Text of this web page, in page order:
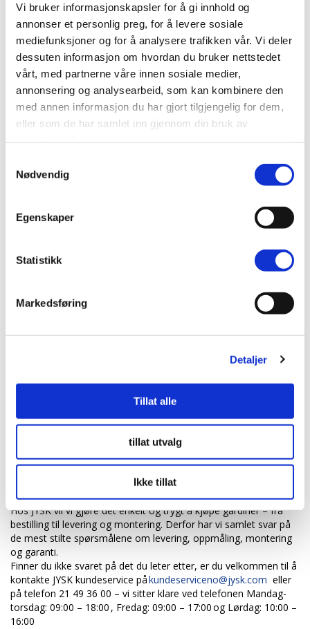
Vi bruker informasjonskapsler for å gi innhold og
annonser et personlig preg, for å levere sosiale
mediefunksjoner og for å analysere trafikken vår. Vi deler
dessuten informasjon om hvordan du bruker nettstedet
vårt, med partnerne våre innen sosiale medier,
annonsering og analysearbeid, som kan kombinere den
med annen informasjon du har gjort tilgjengelig for dem,
eller som de har samlet inn gjennom din bruk av
Nødvendig
Egenskaper
Statistikk
Markedsføring
Detaljer
Tillat alle
tillat utvalg
Ikke tillat
recycled m/stålkjede
Charcoal
Sendes innen 5
virkedager i
fra 1723 kr.
Dawn - Lys sand
Spesialvarer i
fra 3622 kr.
Alupersienne 25mm
fra 1779 kr.
Plisségardin easylift
Lys grå – Enkeltlag
i
fra 2311 kr.
Har du spørsmål? Vi er her for å
Hos JYSK vil vi gjøre det enkelt og trygt å kjøpe gardiner – fra
bestilling til levering og montering. Derfor har vi samlet svar på
de mest stilte spørsmålene om levering, oppmåling, montering
og garanti.
Finner du ikke svaret på det du leter etter, er du velkommen til å
kontakte JYSK kundeservice påkundeserviceno@jysk.com eller
på telefon 21 49 36 00 – vi sitter klare ved telefonen Mandag-
torsdag: 09:00 – 18:00 , Fredag: 09:00 – 17:00 og Lørdag: 10:00 –
16:00